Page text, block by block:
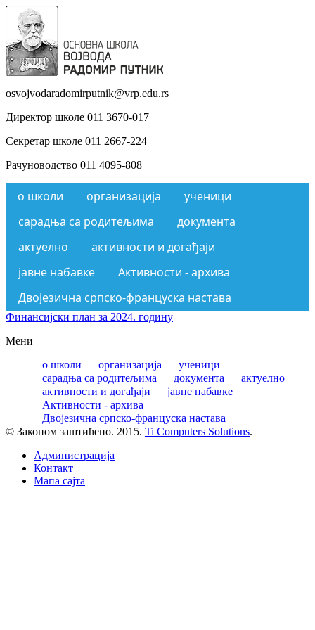
osvojvodaradomirputnik@vrp.edu.rs
Директор школе 011 3670-017
Секретар школе 011 2667-224
Рачуноводство 011 4095-808
о школи организација
ученици
сарадња са родитељима
документа
актуелно
активности и догађаји
јавне набавке
Активности - архива
Двојезична српско-француска настава
Финансијски план за 2024. годину
Мени
о школи
организација
ученици
сарадња са родитељима
документа
актуелно
активности и догађаји
јавне набавке
Активности - архива
Двојезична српско-француска настава
© Законом заштићено. 2015. Ti Computers Solutions.
Администрација
Контакт
Mапа сајта